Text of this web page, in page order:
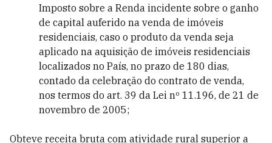
Imposto sobre a Renda incidente sobre o ganho
de capital auferido na venda de imóveis
residenciais, caso o produto da venda seja
aplicado na aquisição de imóveis residenciais
localizados no País, no prazo de 180 dias,
contado da celebração do contrato de venda,
nos termos do art. 39 da Lei nº 11.196, de 21 de
novembro de 2005;
Obteve receita bruta com atividade rural superior a